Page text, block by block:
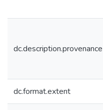
dc.description.provenance
dc.format.extent